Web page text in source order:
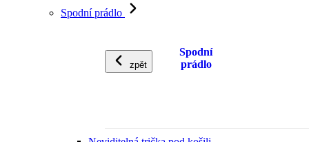
Spodní prádlo
zpět
Spodní
prádlo